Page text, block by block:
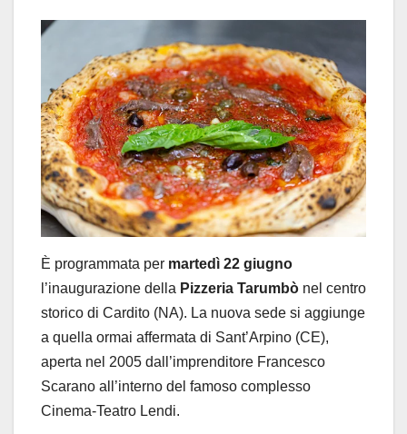
È programmata per martedì 22 giugno
l’inaugurazione della Pizzeria Tarumbò nel centro
storico di Cardito (NA). La nuova sede si aggiunge
a quella ormai affermata di Sant’Arpino (CE),
aperta nel 2005 dall’imprenditore Francesco
Scarano all’interno del famoso complesso
Cinema-Teatro Lendi.